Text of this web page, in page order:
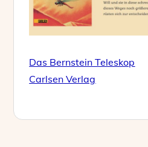
Das Bernstein Teleskop
Carlsen Verlag